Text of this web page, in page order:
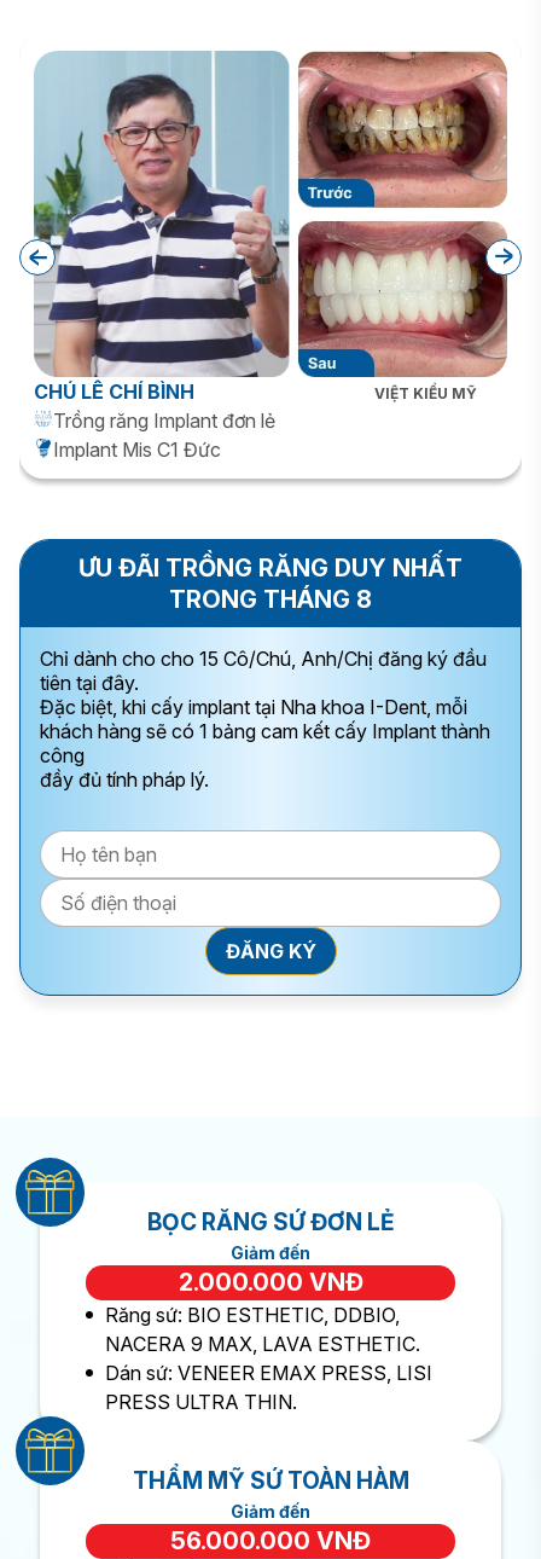
CHÚ LÊ CHÍ BÌNH
Trồng răng Implant đơn lẻ
Implant Mis C1 Đức
VIỆT KIỀU MỸ
ƯU ĐÃI TRỒNG RĂNG DUY NHẤT
TRONG THÁNG 8
Chỉ dành cho cho 15 Cô/Chú, Anh/Chị đăng ký đầu
tiên tại đây.
Đặc biệt, khi cấy implant tại Nha khoa I-Dent, mỗi
khách hàng sẽ có 1 bảng cam kết cấy Implant thành
công
đầy đủ tính pháp lý.
BỌC RĂNG SỨ ĐƠN LẺ
Giảm đến
2.000.000 VNĐ
Răng sứ: BIO ESTHETIC, DDBIO,
NACERA 9 MAX, LAVA ESTHETIC.
Dán sứ: VENEER EMAX PRESS, LISI
PRESS ULTRA THIN.
THẨM MỸ SỨ TOÀN HÀM
Giảm đến
56.000.000 VNĐ